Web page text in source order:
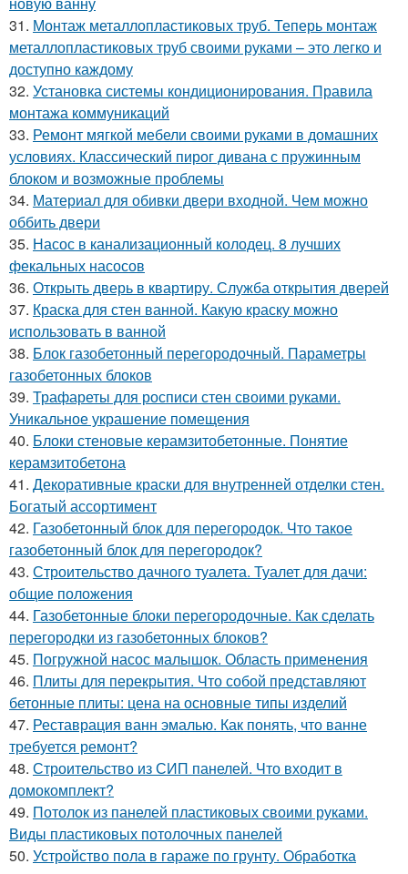
31. Монтаж металлопластиковых труб. Теперь монтаж
металлопластиковых труб своими руками – это легко и
доступно каждому
32. Установка системы кондиционирования. Правила
монтажа коммуникаций
33. Ремонт мягкой мебели своими руками в домашних
условиях. Классический пирог дивана с пружинным
блоком и возможные проблемы
34. Материал для обивки двери входной. Чем можно
оббить двери
35. Насос в канализационный колодец. 8 лучших
фекальных насосов
36. Открыть дверь в квартиру. Служба открытия дверей
37. Краска для стен ванной. Какую краску можно
использовать в ванной
38. Блок газобетонный перегородочный. Параметры
газобетонных блоков
39. Трафареты для росписи стен своими руками.
Уникальное украшение помещения
40. Блоки стеновые керамзитобетонные. Понятие
керамзитобетона
41. Декоративные краски для внутренней отделки стен.
Богатый ассортимент
42. Газобетонный блок для перегородок. Что такое
газобетонный блок для перегородок?
43. Строительство дачного туалета. Туалет для дачи:
общие положения
44. Газобетонные блоки перегородочные. Как сделать
перегородки из газобетонных блоков?
45. Погружной насос малышок. Область применения
46. Плиты для перекрытия. Что собой представляют
бетонные плиты: цена на основные типы изделий
47. Реставрация ванн эмалью. Как понять, что ванне
требуется ремонт?
48. Строительство из СИП панелей. Что входит в
домокомплект?
49. Потолок из панелей пластиковых своими руками.
Виды пластиковых потолочных панелей
50. Устройство пола в гараже по грунту. Обработка